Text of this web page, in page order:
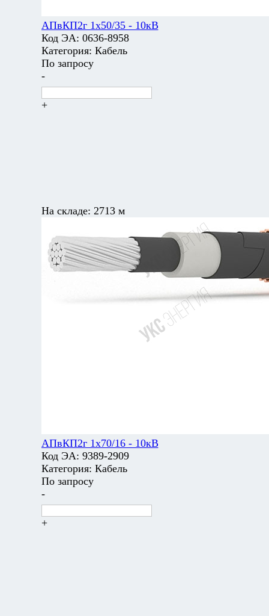
АПвКП2г 1х50/35 - 10кВ
Код ЭА: 0636-8958
Категория: Кабель
По запросу
-
+
На складе: 2713 м
АПвКП2г 1х70/16 - 10кВ
Код ЭА: 9389-2909
Категория: Кабель
По запросу
-
+